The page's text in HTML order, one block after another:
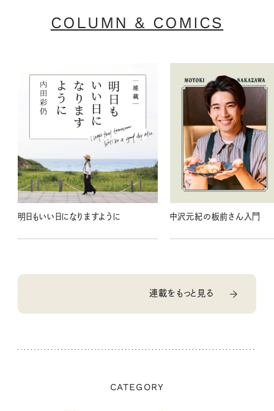
COLUMN & COMICS
明日もいい日になりますように 中沢元紀の板前さん入門
連載をもっと見る
CATEGORY